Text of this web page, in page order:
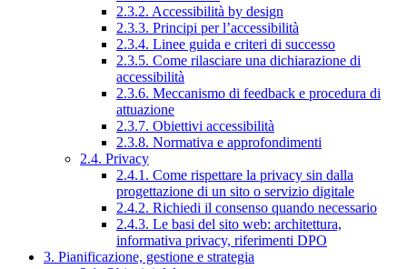
2.3.2. Accessibilità by design
2.3.3. Principi per l’accessibilità
2.3.4. Linee guida e criteri di successo
2.3.5. Come rilasciare una dichiarazione di
accessibilità
2.3.6. Meccanismo di feedback e procedura di
attuazione
2.3.7. Obiettivi accessibilità
2.3.8. Normativa e approfondimenti
2.4. Privacy
2.4.1. Come rispettare la privacy sin dalla
progettazione di un sito o servizio digitale
2.4.2. Richiedi il consenso quando necessario
2.4.3. Le basi del sito web: architettura,
informativa privacy, riferimenti DPO
3. Pianificazione, gestione e strategia